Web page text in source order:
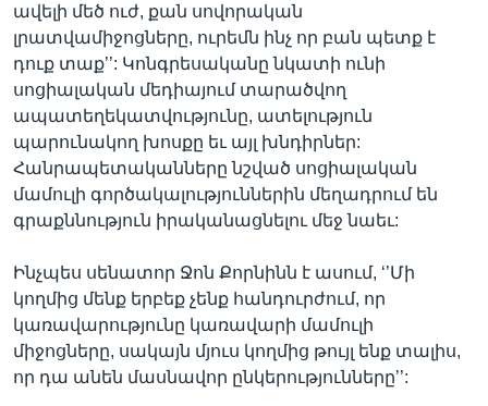
ավելի մեծ ուժ, քան սովորական
լրատվամիջոցները, ուրեմն ինչ որ բան պետք է
դուք տաք’’: Կոնգրեսականը նկատի ունի
սոցիալական մեդիայում տարածվող
ապատեղեկատվությունը, ատելություն
պարունակող խոսքը եւ այլ խնդիրներ:
Հանրապետականները նշված սոցիալական
մամուլի գործակալություններին մեղադրում են
գրաքննություն իրականացնելու մեջ նաեւ:
Ինչպես սենատոր Ջոն Քորնինն է ասում, ‘’Մի
կողմից մենք երբեք չենք հանդուրժում, որ
կառավարությունը կառավարի մամուլի
միջոցները, սակայն մյուս կողմից թույլ ենք տալիս,
որ դա անեն մասնավոր ընկերությունները’’: